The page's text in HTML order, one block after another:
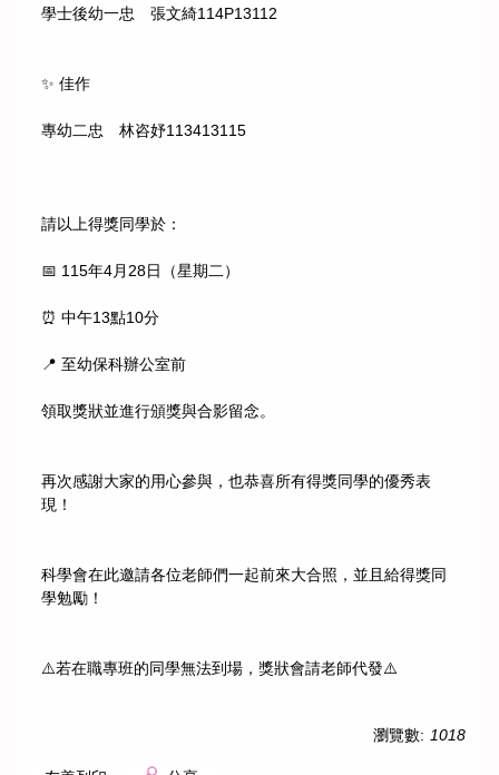
學士後幼一忠 張文綺114P13112
✨ 佳作
專幼二忠 林咨妤113413115
請以上得獎同學於：
📅 115年4月28日（星期二）
⏰ 中午13點10分
📍 至幼保科辦公室前
領取獎狀並進行頒獎與合影留念。
再次感謝大家的用心參與，也恭喜所有得獎同學的優秀表
現！
科學會在此邀請各位老師們一起前來大合照，並且給得獎同
學勉勵！
⚠️若在職專班的同學無法到場，獎狀會請老師代發⚠️
瀏覽數: 1018